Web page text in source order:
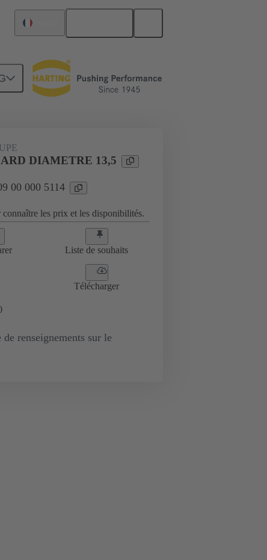
09 00 000 5114
DIAMETRE 13,5
00 000 5114
connaître les prix et les disponibilités.
Liste de souhaits
Télécharger
de renseignements sur le